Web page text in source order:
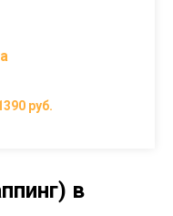
руб.
в